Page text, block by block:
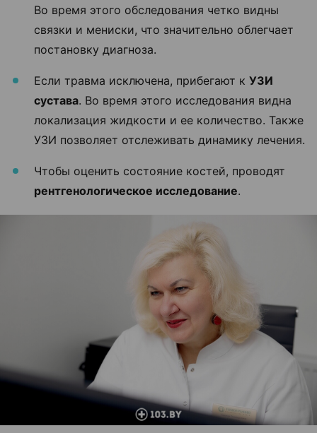
Во время этого обследования четко видны
связки и мениски, что значительно облегчает
постановку диагноза.
Если травма исключена, прибегают к УЗИ
сустава. Во время этого исследования видна
локализация жидкости и ее количество. Также
УЗИ позволяет отслеживать динамику лечения.
Чтобы оценить состояние костей, проводят
рентгенологическое исследование.